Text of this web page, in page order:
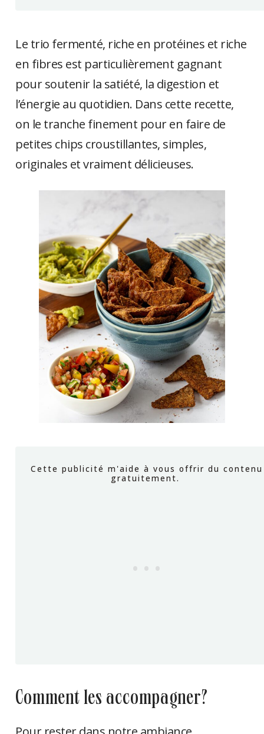
Le trio fermenté, riche en protéines et riche
en fibres est particulièrement gagnant
pour soutenir la satiété, la digestion et
l’énergie au quotidien. Dans cette recette,
on le tranche finement pour en faire de
petites chips croustillantes, simples,
originales et vraiment délicieuses.
comment les accompagner?